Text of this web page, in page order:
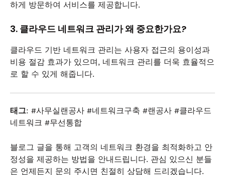
하게 방문하여 서비스를 제공합니다.
3. 클라우드 네트워크 관리가 왜 중요한가요?
클라우드 기반 네트워크 관리는 사용자 접근의 용이성과
비용 절감 효과가 있으며, 네트워크 관리를 더욱 효율적으
로 할 수 있게 해줍니다.
태그: #사무실랜공사 #네트워크구축 #랜공사 #클라우드
네트워크 #무선통합
블로그 글을 통해 고객의 네트워크 환경을 최적화하고 안
정성을 제공하는 방법을 안내드립니다. 관심 있으신 분들
은 언제든지 문의 주시면 친절히 상담해 드리겠습니다.